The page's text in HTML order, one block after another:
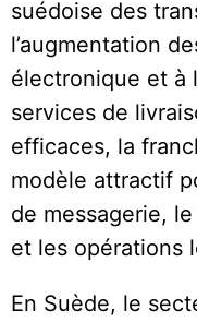
suédoise des
l’augmentation
électronique et à
services de
efficaces, la
modèle attractif
de messagerie,
et les opérations
En Suède, le